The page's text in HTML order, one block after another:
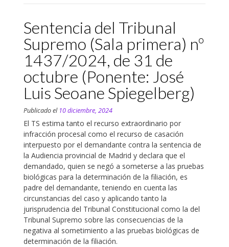
Sentencia del Tribunal
Supremo (Sala primera) nº
1437/2024, de 31 de
octubre (Ponente: José
Luis Seoane Spiegelberg)
Publicado el 10 diciembre, 2024
El TS estima tanto el recurso extraordinario por
infracción procesal como el recurso de casación
interpuesto por el demandante contra la sentencia de
la Audiencia provincial de Madrid y declara que el
demandado, quien se negó a someterse a las pruebas
biológicas para la determinación de la filiación, es
padre del demandante, teniendo en cuenta las
circunstancias del caso y aplicando tanto la
jurisprudencia del Tribunal Constitucional como la del
Tribunal Supremo sobre las consecuencias de la
negativa al sometimiento a las pruebas biológicas de
determinación de la filiación.